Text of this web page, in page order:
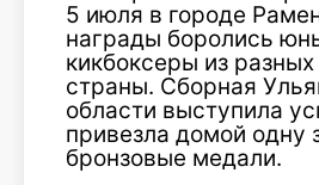
5 июля в городе
награды боролись
кикбоксеры из
страны. Сборная
области выступила
привезла домой одну
бронзовые медали.